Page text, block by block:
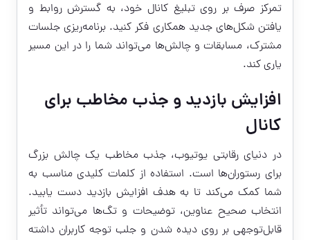
تمرکز صرف بر روی تبلیغ کانال خود، به گسترش روابط و
یافتن شکل‌های جدید همکاری فکر کنید. برنامه‌ریزی جلسات
مشترک، مسابقات و چالش‌ها می‌تواند شما را در این مسیر
یاری کند.
افزایش بازدید و جذب مخاطب برای
کانال
در دنیای رقابتی یوتیوب، جذب مخاطب یک چالش بزرگ
برای رستوران‌ها است. استفاده از کلمات کلیدی مناسب به
شما کمک می‌کند تا به هدف افزایش بازدید دست یابید.
انتخاب صحیح عناوین، توضیحات و تگ‌ها می‌تواند تأثیر
قابل‌توجهی بر روی دیده شدن و جلب توجه کاربران داشته